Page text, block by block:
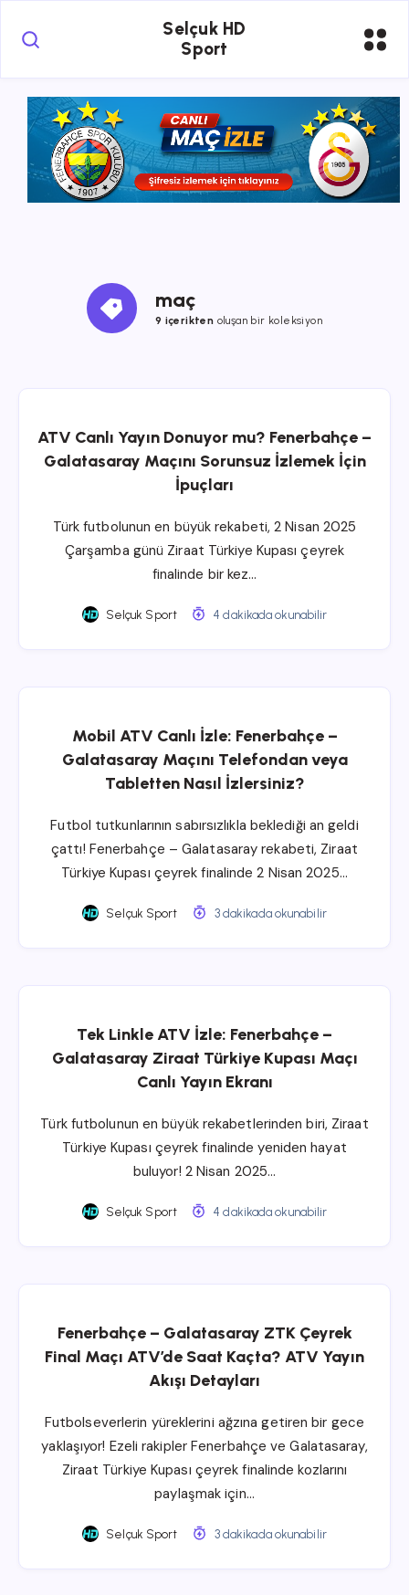
Selçuk HD
Sport
maç
9 içerikten oluşan bir koleksiyon
ATV Canlı Yayın Donuyor mu? Fenerbahçe –
Galatasaray Maçını Sorunsuz İzlemek İçin
İpuçları
Türk futbolunun en büyük rekabeti, 2 Nisan 2025
Çarşamba günü Ziraat Türkiye Kupası çeyrek
finalinde bir kez…
Selçuk Sport 4 dakikada okunabilir
Mobil ATV Canlı İzle: Fenerbahçe –
Galatasaray Maçını Telefondan veya
Tabletten Nasıl İzlersiniz?
Futbol tutkunlarının sabırsızlıkla beklediği an geldi
çattı! Fenerbahçe – Galatasaray rekabeti, Ziraat
Türkiye Kupası çeyrek finalinde 2 Nisan 2025…
Selçuk Sport 3 dakikada okunabilir
Tek Linkle ATV İzle: Fenerbahçe –
Galatasaray Ziraat Türkiye Kupası Maçı
Canlı Yayın Ekranı
Türk futbolunun en büyük rekabetlerinden biri, Ziraat
Türkiye Kupası çeyrek finalinde yeniden hayat
buluyor! 2 Nisan 2025…
Selçuk Sport 4 dakikada okunabilir
Fenerbahçe – Galatasaray ZTK Çeyrek
Final Maçı ATV’de Saat Kaçta? ATV Yayın
Akışı Detayları
Futbolseverlerin yüreklerini ağzına getiren bir gece
yaklaşıyor! Ezeli rakipler Fenerbahçe ve Galatasaray,
Ziraat Türkiye Kupası çeyrek finalinde kozlarını
paylaşmak için…
Selçuk Sport 3 dakikada okunabilir